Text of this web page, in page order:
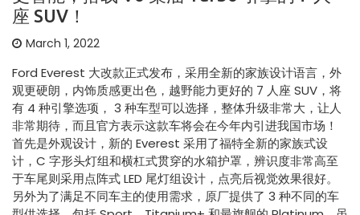
座 SUV！
March 1, 2022
Ford Everest 大改款正式发布，采用全新的家族设计语言，外
观更硬朗，内饰质感更出色，越野能力更好的 7 人座 SUV，将
有 4 种引擎选项， 3 种车型可以选择，整体升级非常大，让人
非常期待，而且官方表示这款车将会在今年内引进我国市场！
首先是外观设计，新的 Everest 采用了福特全新的家族式设
计，C 字形头灯组和横杠式贯穿的水箱护罩，辨识度非常高至
于车尾则采用点阵式 LED 尾灯组设计，点亮后视觉效果很好。
另外为了满足不同车主的使用需求，原厂提供了 3 种不同的车